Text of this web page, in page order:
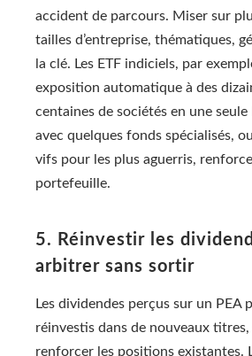
accident de parcours. Miser sur
tailles d’entreprise, thématiques,
la clé. Les ETF indiciels, par
exposition automatique à des
centaines de sociétés en une
avec quelques fonds spécialisés,
vifs pour les plus aguerris,
portefeuille.
5. Réinvestir les
arbitrer sans sortir
Les dividendes perçus sur un PEA
réinvestis dans de nouveaux
renforcer les positions existantes.